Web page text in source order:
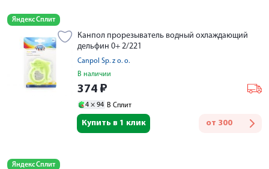
Яндекс Сплит
Канпол прорезыватель водный охлаждающий
дельфин 0+ 2/221
Canpol Sp. z o. o.
В наличии
374 ₽
4 × 94 В Сплит
от 300
Купить в 1 клик
Яндекс Сплит